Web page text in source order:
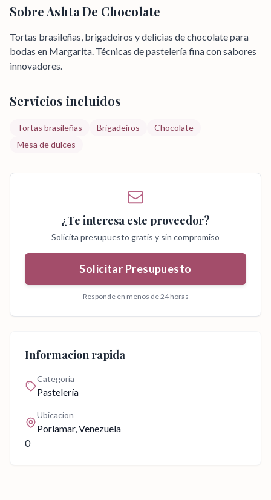
SobreAshta De Chocolate
Tortas brasileñas, brigadeiros y delicias de chocolate para
bodas en Margarita. Técnicas de pastelería fina con sabores
innovadores.
Servicios incluidos
Tortas brasileñas Brigadeiros
Chocolate
Mesa de dulces
¿Te interesa este proveedor?
Solicita presupuesto gratis y sin compromiso
Solicitar Presupuesto
Responde en menos de 24 horas
Informacion rapida
Categoria
Pastelería
Ubicacion
Porlamar, Venezuela
0